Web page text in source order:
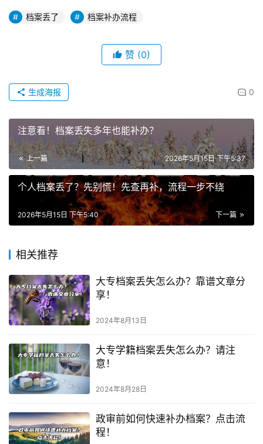
档案丢了 档案补办流程
赞 (0)
0
生成海报
注意看！档案丢失多年也能补办？
上一篇 2026年5月15日 下午5:37
个人档案丢了？先别慌！先查再补，流程一步不绕
下一篇
2026年5月15日 下午5:40
相关推荐
大专档案丢失怎么办？靠谱文章分
享！
2024年8月13日
大专学籍档案丢失怎么办？请注
意！
2024年8月28日
政审前如何快速补办档案？点击流
程！